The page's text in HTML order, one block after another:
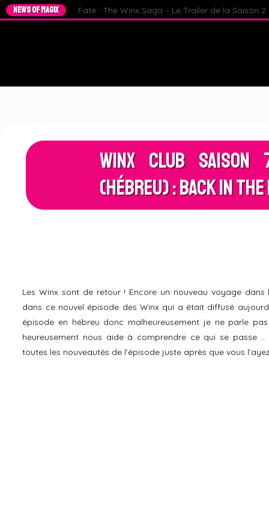
NEWS OF MAGIX Fate : The Winx Saga – Le Trailer de la Saison
Winx Club Saison
(Hébreu) : Back in the
Les Winx sont de retour ! Encore un nouveau voyage dans
dans ce nouvel épisode des Winx qui a était diffusé
épisode en hébreu donc malheureusement je ne parle
heureusement nous aide à comprendre ce qui se passe
toutes les nouveautés de l’épisode juste après que vous